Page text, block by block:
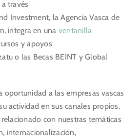
través
Investment, la Agencia Vasca de
integra en una ventanilla
y apoyos
o las Becas BEINT y Global
oportunidad a las empresas vascas
actividad en sus canales propios.
con nuestras temáticas
internacionalización,